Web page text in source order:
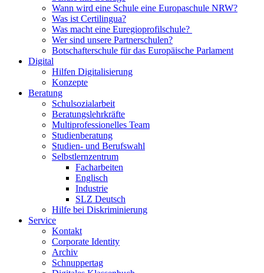
Wann wird eine Schule eine Europaschule NRW?
Was ist Certilingua?
Was macht eine Euregioprofilschule?
Wer sind unsere Partnerschulen?
Botschafterschule für das Europäische Parlament
Digital
Hilfen Digitalisierung
Konzepte
Beratung
Schulsozialarbeit
Beratungslehrkräfte
Multiprofessionelles Team
Studienberatung
Studien- und Berufswahl
Selbstlernzentrum
Facharbeiten
Englisch
Industrie
SLZ Deutsch
Hilfe bei Diskriminierung
Service
Kontakt
Corporate Identity
Archiv
Schnuppertag